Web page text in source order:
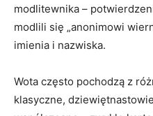
modlitewnika –
modlili się „anonimowi
imienia i nazwiska.
Wota często pochodzą z
klasyczne,